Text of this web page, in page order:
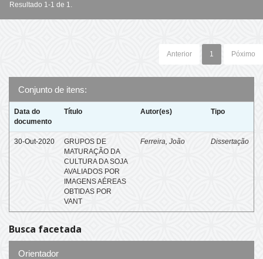
Resultado 1-1 de 1.
Anterior 1 Póximo
Conjunto de itens:
Data do
documento
Título Autor(es) Tipo
30-Out-2020
GRUPOS DE
MATURAÇÃO DA
CULTURA DA SOJA
AVALIADOS POR
IMAGENS AÉREAS
OBTIDAS POR
VANT
Ferreira, João Dissertação
Busca facetada
Orientador